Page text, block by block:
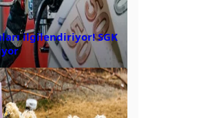
ilgilendiriyor! SGK